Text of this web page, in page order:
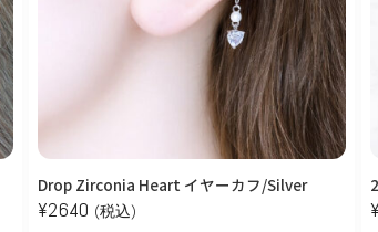
Drop Zirconia Heart イヤーカフ/Silver
¥2640 (税込) ¥